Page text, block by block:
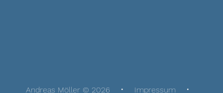
Andreas Möller © 2026 Impressum